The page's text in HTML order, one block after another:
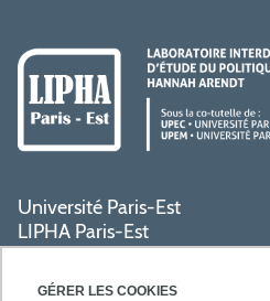
GÉRER LES COOKIES
Université Paris-Est
LIPHA Paris-Est
Campus Centre de Créteil
61, avenue du Général de Gaulle